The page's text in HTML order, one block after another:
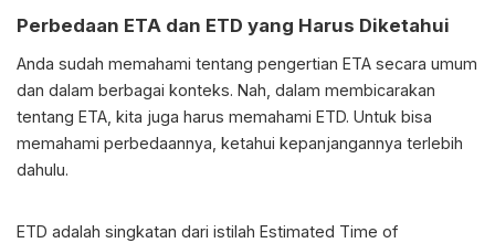
Perbedaan ETA dan ETD yang Harus Diketahui
Anda sudah memahami tentang pengertian ETA secara umum
dan dalam berbagai konteks. Nah, dalam membicarakan
tentang ETA, kita juga harus memahami ETD. Untuk bisa
memahami perbedaannya, ketahui kepanjangannya terlebih
dahulu.
ETD adalah singkatan dari istilah Estimated Time of